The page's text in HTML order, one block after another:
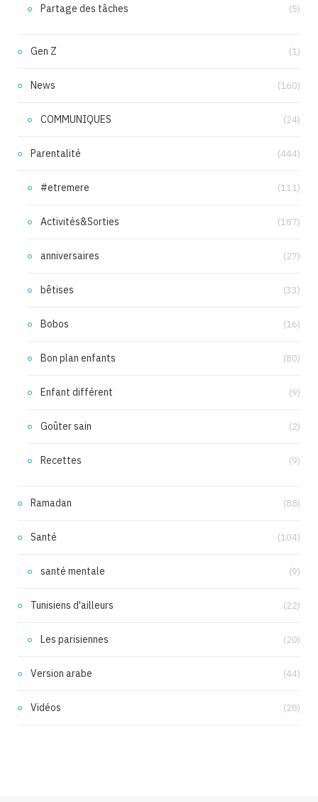
Partage des tâches (5)
Gen Z (1)
News (160)
COMMUNIQUES (24)
Parentalité (444)
#etremere (111)
Activités&Sorties (187)
anniversaires (27)
bêtises (33)
Bobos (16)
Bon plan enfants (80)
Enfant différent (9)
Goûter sain (2)
Recettes (9)
Ramadan (88)
Santé (104)
santé mentale (9)
Tunisiens d'ailleurs (22)
Les parisiennes (20)
Version arabe (44)
Vidéos (28)